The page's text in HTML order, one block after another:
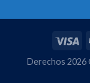
Derechos 2026